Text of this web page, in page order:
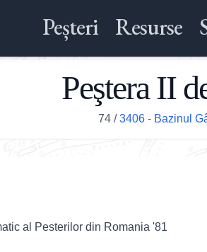
Peșteri Resurse
Peştera II
74 /3406 - Bazinul
al Pesterilor din Romania '81